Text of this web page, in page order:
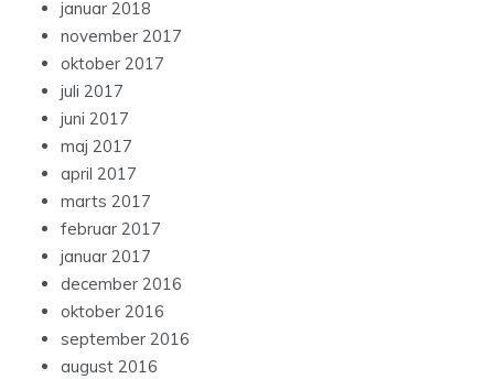
januar 2018
november 2017
oktober 2017
juli 2017
juni 2017
maj 2017
april 2017
marts 2017
februar 2017
januar 2017
december 2016
oktober 2016
september 2016
august 2016